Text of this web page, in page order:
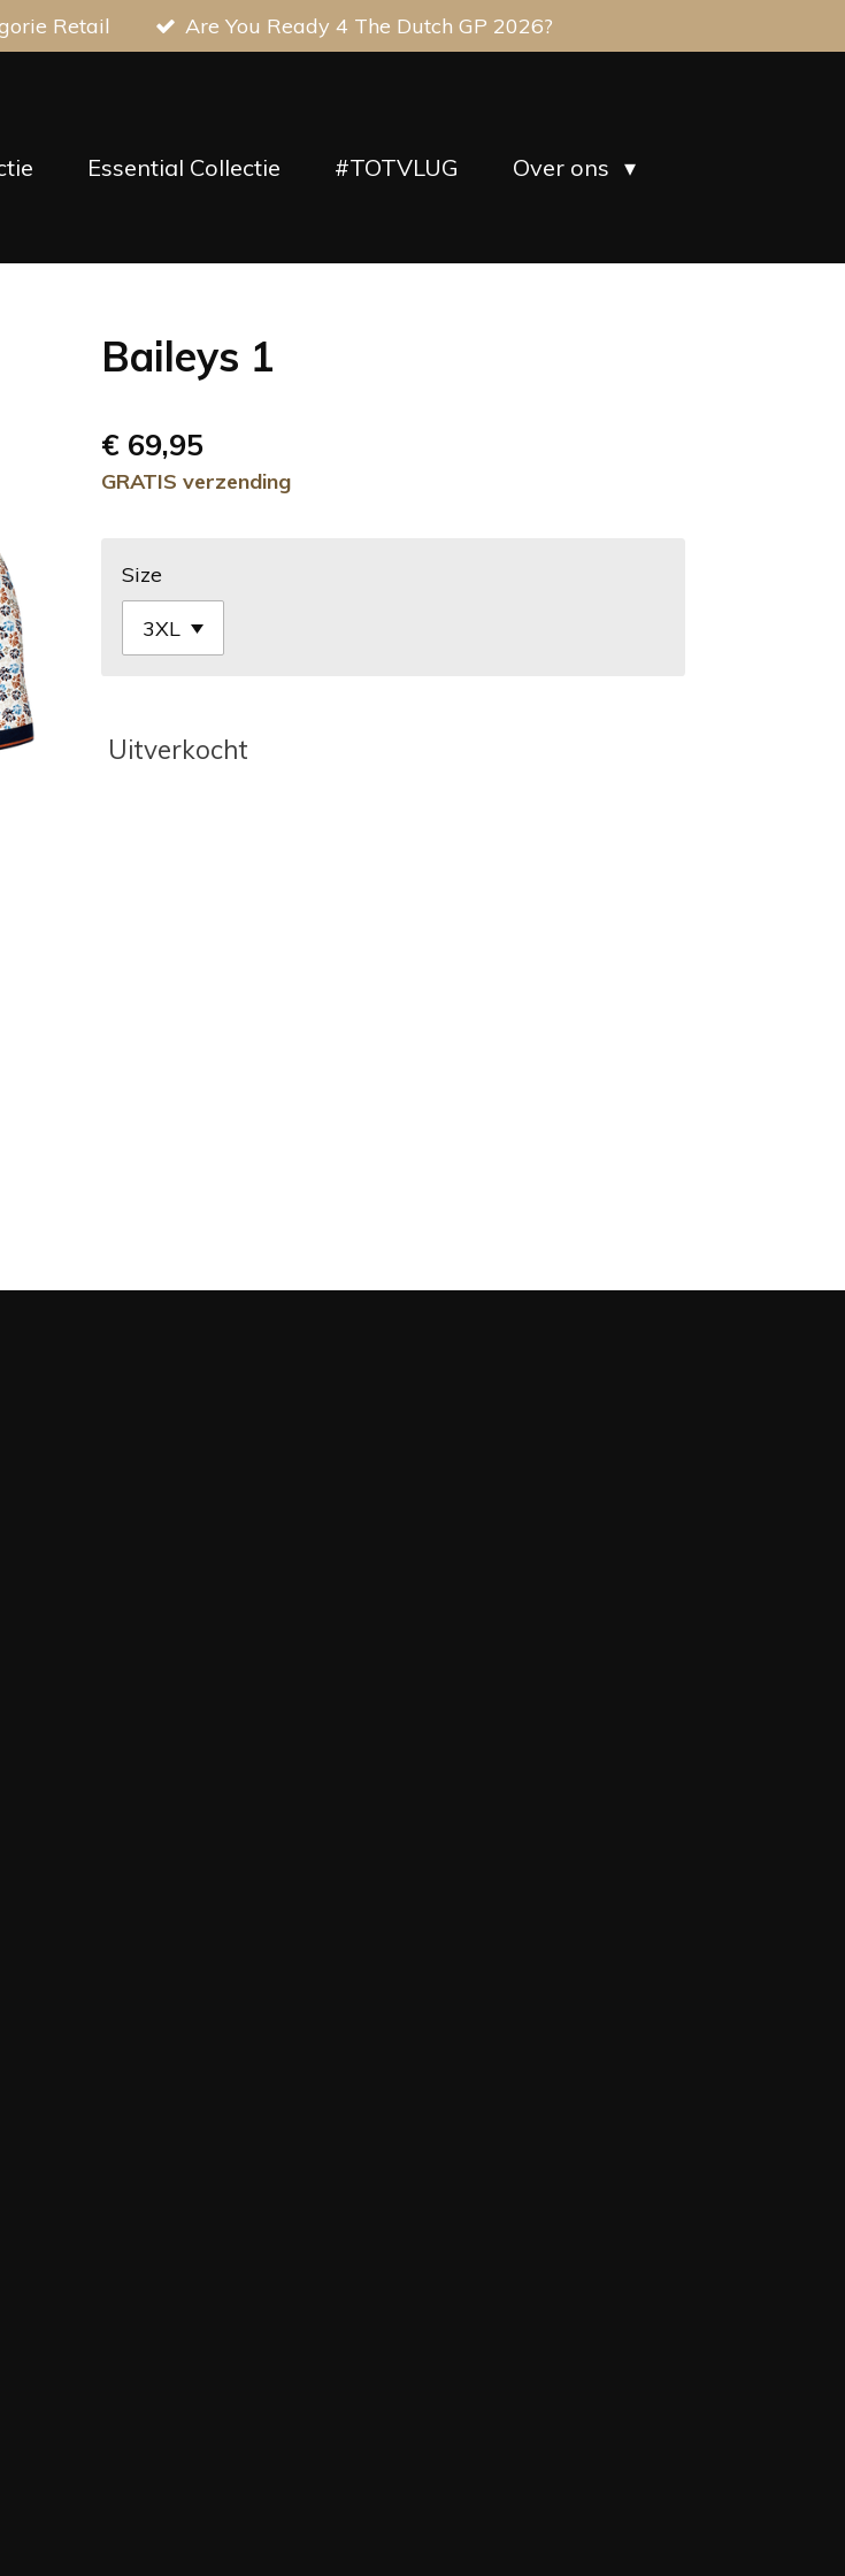
Retail Are You Ready 4 The Dutch GP 2026?
Essential Collectie #TOTVLUG
Over ons
Baileys 1
€ 69,95
GRATIS verzending
Size
Uitverkocht